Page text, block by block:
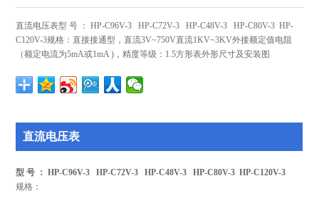
直流电压表型 号 ： HP-C96V-3 HP-C72V-3 HP-C48V-3 HP-C80V-3 HP-
C120V-3规格：直接接通型，直流3V~750V直流1KV~3KV外接额定值电阻
（额定电流为5mA或1mA )，精度等级：1.5方形表外形尺寸及安装图
直流电压表
型 号 ： HP-C96V-3 HP-C72V-3 HP-C48V-3 HP-C80V-3 HP-C120V-3
规格：